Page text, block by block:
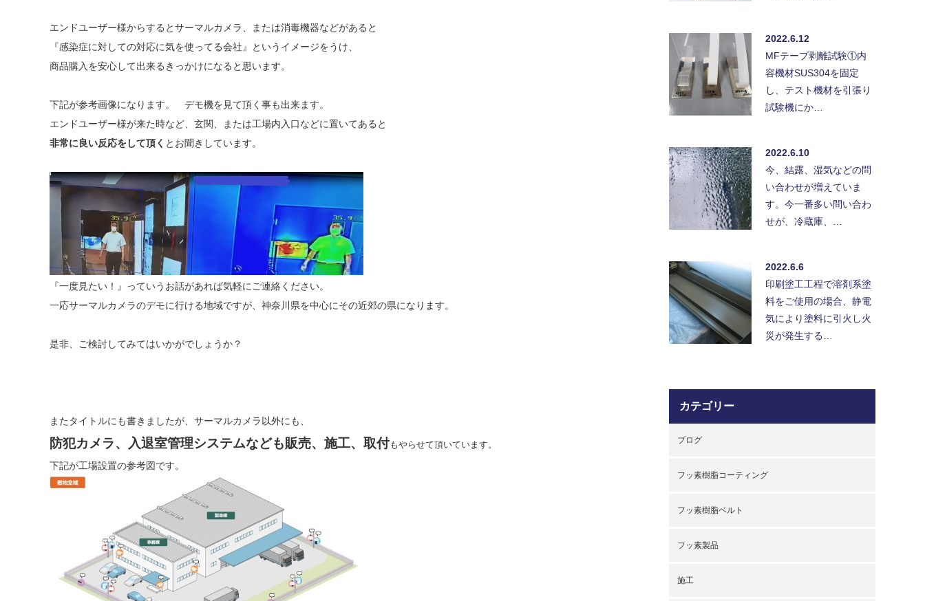
エンドユーザー様からするとサーマルカメラ、または消毒機器などがあると
『感染症に対しての対応に気を使ってる会社』というイメージをうけ、
商品購入を安心して出来るきっかけになると思います。
下記が参考画像になります。 デモ機を見て頂く事も出来ます。
エンドユーザー様が来た時など、玄関、または工場内入口などに置いてあると
非常に良い反応をして頂く とお聞きしています。
『一度見たい！』っていうお話があれば気軽にご連絡ください。
一応サーマルカメラのデモに行ける地域ですが、神奈川県を中心にその近郊の県になります。
是非、ご検討してみてはいかがでしょうか？
またタイトルにも書きましたが、サーマルカメラ以外にも、
防犯カメラ、入退室管理システムなども販売、施工、取付もやらせて頂いています。
下記が工場設置の参考図です。
2022.6.12
MFテープ剥離試験①内
容機材SUS304を固定
し、テスト機材を引張り
試験機にか…
2022.6.10
今、結露、湿気などの問
い合わせが増えていま
す。今一番多い問い合わ
せが、冷蔵庫、…
2022.6.6
印刷塗工工程で溶剤系塗
料をご使用の場合、静電
気により塗料に引火し火
災が発生する…
カテゴリー
ブログ
フッ素樹脂コーティング
フッ素樹脂ベルト
フッ素製品
施工